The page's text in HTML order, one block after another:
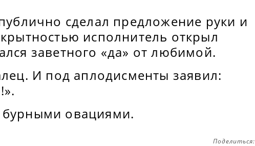
сделал предложение руки и
исполнитель открыл
заветного «да» от любимой.
И под аплодисменты заявил:
овациями.
Поделиться: